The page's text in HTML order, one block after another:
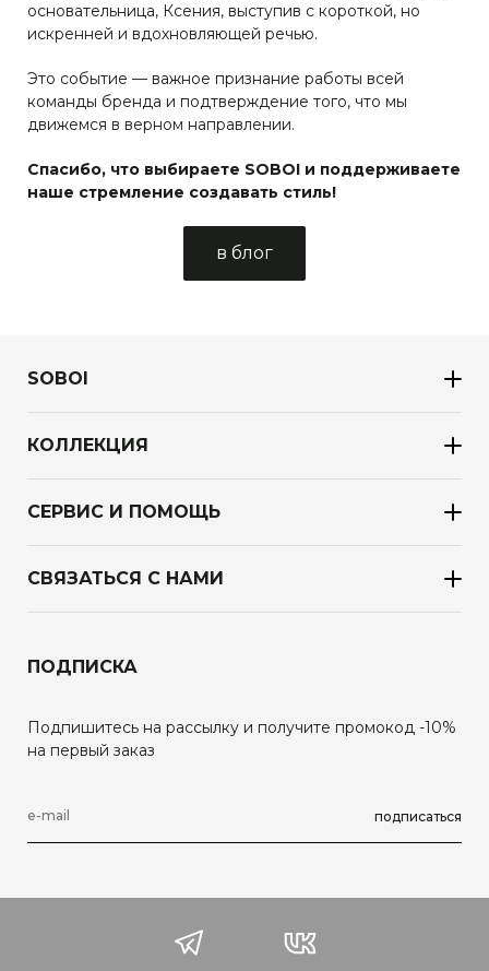
основательница, Ксения, выступив с короткой, но
искренней и вдохновляющей речью.
Это событие — важное признание работы всей
команды бренда и подтверждение того, что мы
движемся в верном направлении.
Спасибо, что выбираете SOBOI и поддерживаете
наше стремление создавать стиль!
в блог
SOBOI
КОЛЛЕКЦИЯ
СЕРВИС И ПОМОЩЬ
СВЯЗАТЬСЯ С НАМИ
ПОДПИСКА
Подпишитесь на рассылку и получите промокод -10%
на первый заказ
подписаться
оформить заказ
отмена
оформить предзаказ